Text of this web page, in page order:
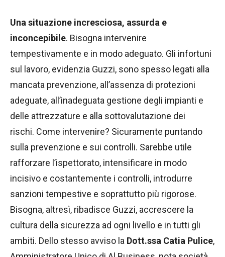
Una situazione incresciosa, assurda e
inconcepibile. Bisogna intervenire
tempestivamente e in modo adeguato. Gli infortuni
sul lavoro, evidenzia Guzzi, sono spesso legati alla
mancata prevenzione, all’assenza di protezioni
adeguate, all’inadeguata gestione degli impianti e
delle attrezzature e alla sottovalutazione dei
rischi. Come intervenire? Sicuramente puntando
sulla prevenzione e sui controlli. Sarebbe utile
rafforzare l’ispettorato, intensificare in modo
incisivo e costantemente i controlli, introdurre
sanzioni tempestive e soprattutto più rigorose.
Bisogna, altresì, ribadisce Guzzi, accrescere la
cultura della sicurezza ad ogni livello e in tutti gli
ambiti. Dello stesso avviso la Dott.ssa Catia Pulice,